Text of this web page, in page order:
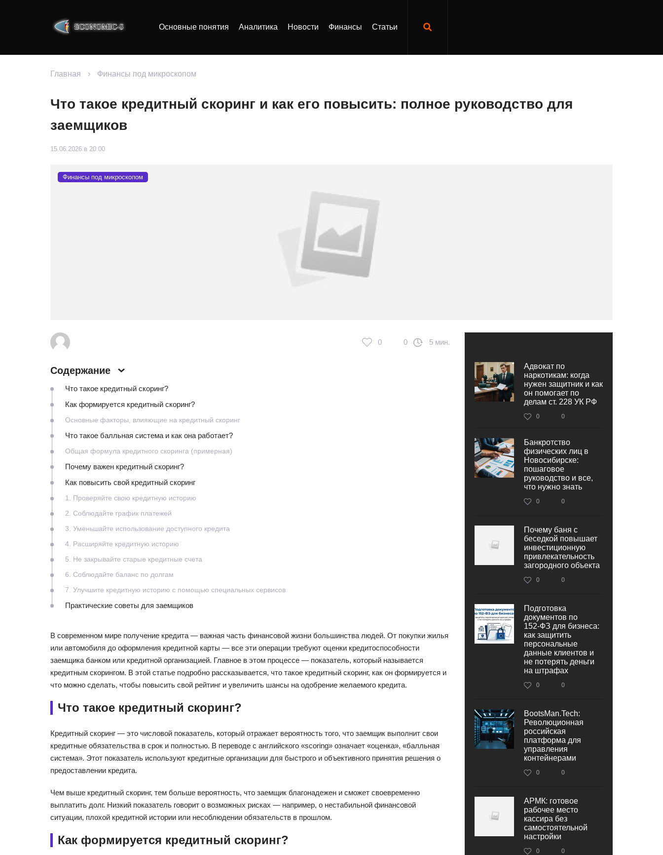
Основные понятия Аналитика Новости Финансы Статьи
Главная › Финансы под микроскопом
Что такое кредитный скоринг и как его повысить: полное руководство для
заемщиков
15.06.2026 в 20:00
Финансы под микроскопом
0 0 5 мин.
Содержание
Что такое кредитный скоринг?
Как формируется кредитный скоринг?
Основные факторы, влияющие на кредитный скоринг
Что такое балльная система и как она работает?
Общая формула кредитного скоринга (примерная)
Почему важен кредитный скоринг?
Как повысить свой кредитный скоринг
1. Проверяйте свою кредитную историю
2. Соблюдайте график платежей
3. Уменьшайте использование доступного кредита
4. Расширяйте кредитную историю
5. Не закрывайте старые кредитные счета
6. Соблюдайте баланс по долгам
7. Улучшите кредитную историю с помощью специальных сервисов
Практические советы для заемщиков
В современном мире получение кредита — важная часть финансовой жизни большинства людей. От покупки жилья
или автомобиля до оформления кредитной карты — все эти операции требуют оценки кредитоспособности
заемщика банком или кредитной организацией. Главное в этом процессе — показатель, который называется
кредитным скорингом. В этой статье подробно рассказывается, что такое кредитный скоринг, как он формируется и
что можно сделать, чтобы повысить свой рейтинг и увеличить шансы на одобрение желаемого кредита.
Что такое кредитный скоринг?
Кредитный скоринг — это числовой показатель, который отражает вероятность того, что заемщик выполнит свои
кредитные обязательства в срок и полностью. В переводе с английского «scoring» означает «оценка», «балльная
система». Этот показатель используют кредитные организации для быстрого и объективного принятия решения о
предоставлении кредита.
Чем выше кредитный скоринг, тем больше вероятность, что заемщик благонадежен и сможет своевременно
выплатить долг. Низкий показатель говорит о возможных рисках — например, о нестабильной финансовой
ситуации, плохой кредитной истории или несоблюдении обязательств в прошлом.
Как формируется кредитный скоринг?
Адвокат по
наркотикам: когда
нужен защитник и как
он помогает по
делам ст. 228 УК РФ
0 0
Банкротство
физических лиц в
Новосибирске:
пошаговое
руководство и все,
что нужно знать
0 0
Почему баня с
беседкой повышает
инвестиционную
привлекательность
загородного объекта
0 0
Подготовка
документов по
152‑ФЗ для бизнеса:
как защитить
персональные
данные клиентов и
не потерять деньги
на штрафах
0 0
BootsMan.Tech:
Революционная
российская
платформа для
управления
контейнерами
0 0
АРМК: готовое
рабочее место
кассира без
самостоятельной
настройки
0 0